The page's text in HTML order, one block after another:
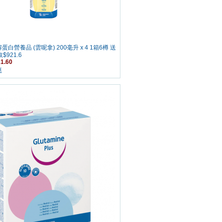
白營養品 (雲呢拿) 200毫升 x 4 1箱6樽 送
$921.6